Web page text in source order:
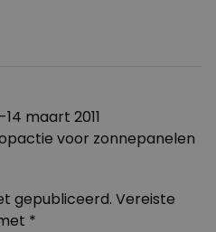
maart 2011
voor zonnepanelen
gepubliceerd. Vereiste
*